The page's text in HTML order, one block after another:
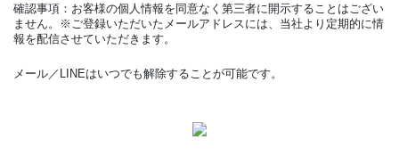
確認事項：お客様の個人情報を同意なく第三者に開示することはござい
ません。※ご登録いただいたメールアドレスには、当社より定期的に情
報を配信させていただきます。
メール／LINEはいつでも解除することが可能です。